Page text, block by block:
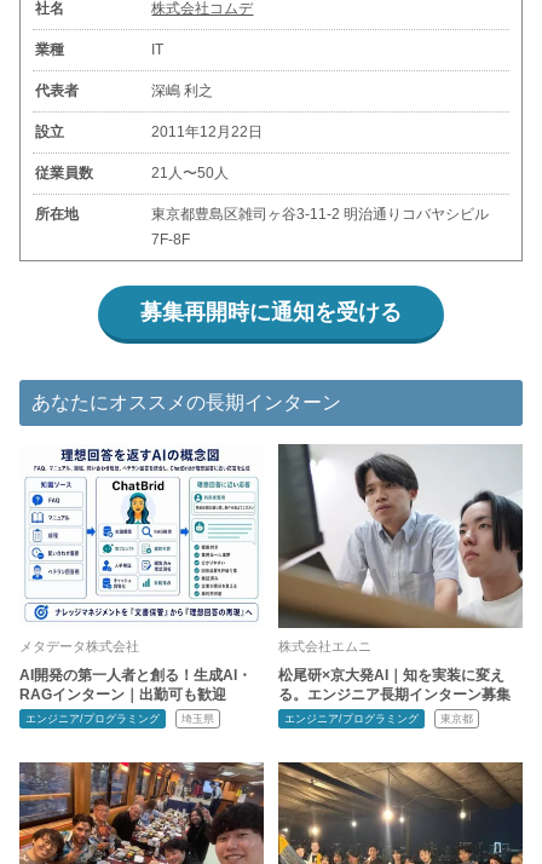
社名 株式会社コムデ
業種 IT
代表者 深嶋 利之
設立 2011年12月22日
従業員数 21人〜50人
所在地
東京都豊島区雑司ヶ谷3-11-2 明治通りコバヤシビル
7F-8F
募集再開時に通知を受ける
あなたにオススメの長期インターン
メタデータ株式会社
AI開発の第一人者と創る！生成AI・
RAGインターン｜出勤可も歓迎
エンジニア/プログラミング 埼玉県
株式会社エムニ
松尾研×京大発AI｜知を実装に変え
る。エンジニア長期インターン募集
エンジニア/プログラミング 東京都